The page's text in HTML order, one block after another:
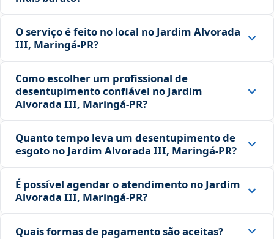
O serviço é feito no local no Jardim Alvorada
III, Maringá‑PR?
Como escolher um profissional de
desentupimento confiável no Jardim
Alvorada III, Maringá‑PR?
Quanto tempo leva um desentupimento de
esgoto no Jardim Alvorada III, Maringá‑PR?
É possível agendar o atendimento no Jardim
Alvorada III, Maringá‑PR?
Quais formas de pagamento são aceitas?